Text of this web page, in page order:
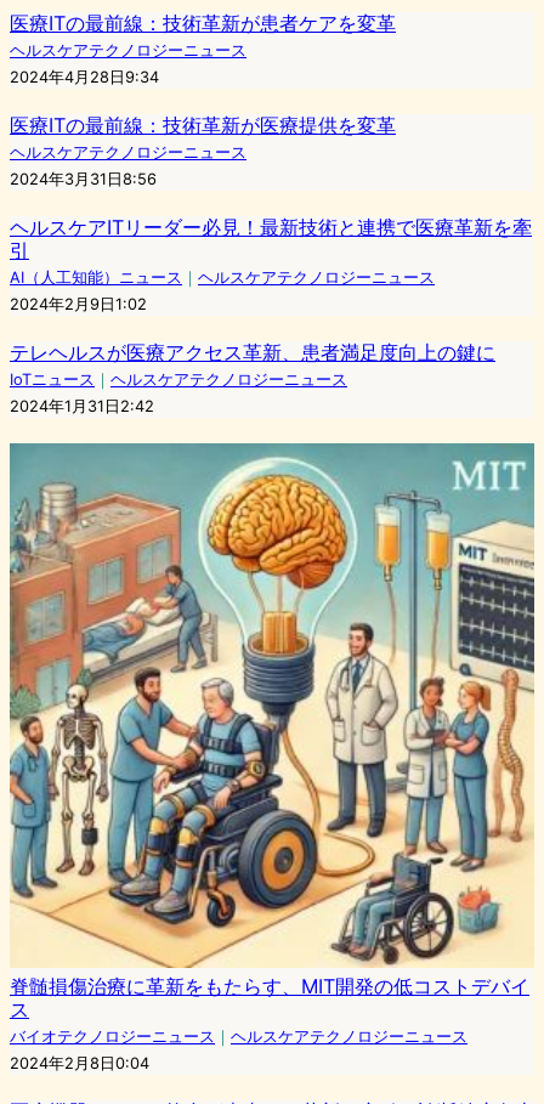
医療ITの最前線：技術革新が患者ケアを変革
ヘルスケアテクノロジーニュース
2024年4月28日9:34
医療ITの最前線：技術革新が医療提供を変革
ヘルスケアテクノロジーニュース
2024年3月31日8:56
ヘルスケアITリーダー必見！最新技術と連携で医療革新を牽
引
AI（人工知能）ニュース ｜ ヘルスケアテクノロジーニュース
2024年2月9日1:02
テレヘルスが医療アクセス革新、患者満足度向上の鍵に
IoTニュース ｜ ヘルスケアテクノロジーニュース
2024年1月31日2:42
脊髄損傷治療に革新をもたらす、MIT開発の低コストデバイ
ス
バイオテクノロジーニュース ｜ ヘルスケアテクノロジーニュース
2024年2月8日0:04